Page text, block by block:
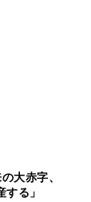
大赤字、
る」